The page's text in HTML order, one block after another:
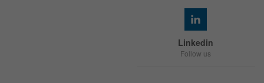
Linkedin
Follow us